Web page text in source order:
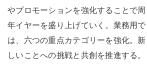
やプロモーションを強化することで周
年イヤーを盛り上げていく。業務用で
は、六つの重点カテゴリーを強化。新
しいことへの挑戦と共創を推進する。